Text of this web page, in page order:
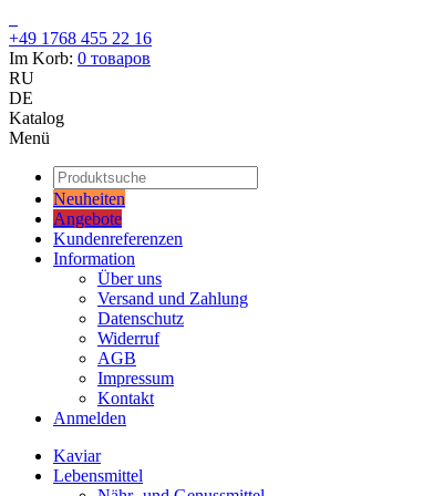
+49 1768 455 22 16
Im Korb: 0 товаров
RU
DE
Katalog
Menü
Neuheiten
Angebote
Kundenreferenzen
Information
Über uns
Versand und Zahlung
Datenschutz
Widerruf
AGB
Impressum
Kontakt
Anmelden
Kaviar
Lebensmittel